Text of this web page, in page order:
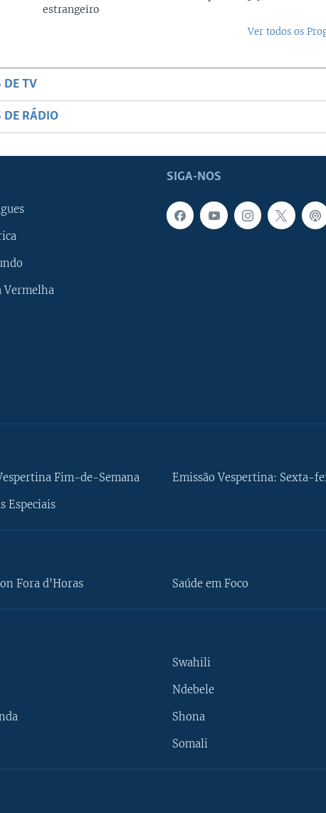
estrangeiro
Ver todos os
DE TV
DE RÁDIO
SIGA-NOS
Vermelha
Fim-de-Semana
Especiais
Emissão Vespertina: Sexta-
Fora d'Horas Saúde em Foco
Swahili
Ndebele
Shona
Somali